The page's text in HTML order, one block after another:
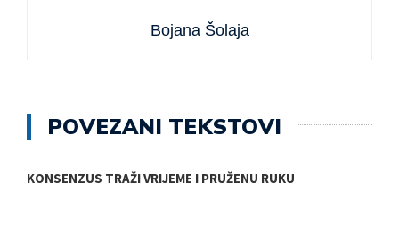
Bojana Šolaja
POVEZANI TEKSTOVI
KONSENZUS TRAŽI VRIJEME I PRUŽENU RUKU